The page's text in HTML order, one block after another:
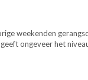
weekenden
ongeveer het